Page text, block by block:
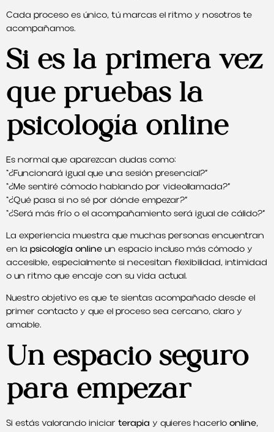
Cada proceso es único, tú marcas el ritmo y nosotros te
acompañamos.
Si es la primera vez
que pruebas la
psicología online
Es normal que aparezcan dudas como:
“¿Funcionará igual que una sesión presencial?”
“¿Me sentiré cómodo hablando por videollamada?”
“¿Qué pasa si no sé por dónde empezar?”
“¿Será más frío o el acompañamiento será igual de cálido?”
La experiencia muestra que muchas personas encuentran
en la psicología onlineun espacio incluso más cómodo y
accesible, especialmente si necesitan flexibilidad, intimidad
o un ritmo que encaje con su vida actual.
Nuestro objetivo es que te sientas acompañado desde el
primer contacto y que el proceso sea cercano, claro y
amable.
Un espacio seguro
para empezar
Si estás valorando iniciar terapia y quieres hacerloonline,